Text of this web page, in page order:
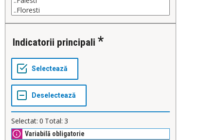
Indicatorii principali
Selectat: 0 Total: 3
Variabilă obligatorie